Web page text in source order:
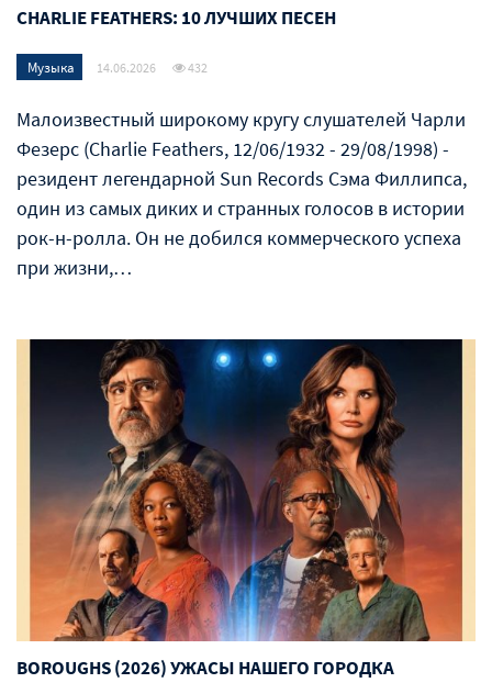
CHARLIE FEATHERS: 10 ЛУЧШИХ ПЕСЕН
Музыка 14.06.2026 432
Малоизвестный широкому кругу слушателей Чарли
Фезерс (Charlie Feathers, 12/06/1932 - 29/08/1998) -
резидент легендарной Sun Records Сэма Филлипса,
один из самых диких и странных голосов в истории
рок-н-ролла. Он не добился коммерческого успеха
при жизни,…
BOROUGHS (2026) УЖАСЫ НАШЕГО ГОРОДКА